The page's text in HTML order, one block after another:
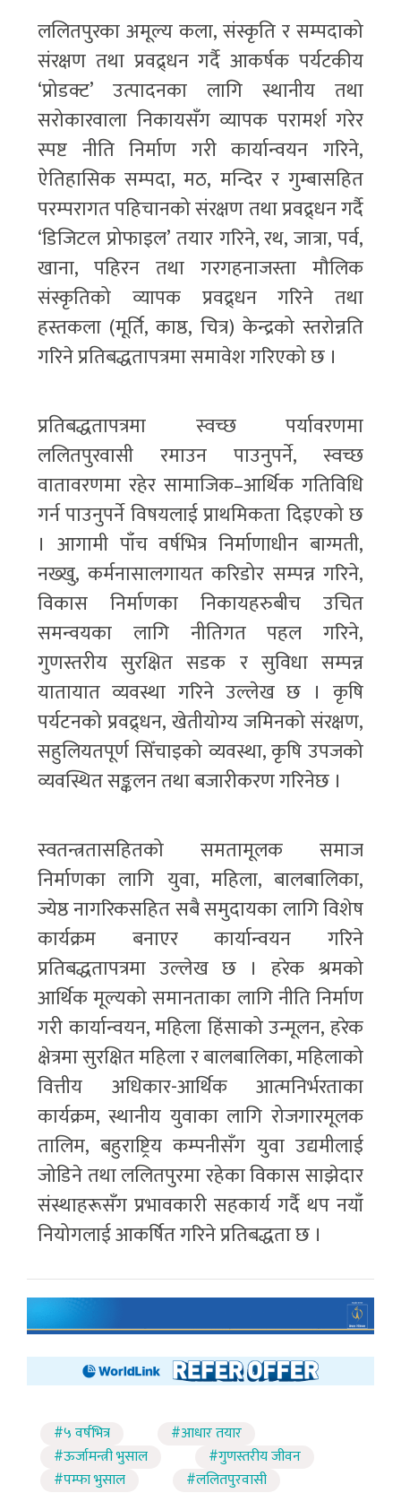
ललितपुरका अमूल्य कला, संस्कृति र सम्पदाको
संरक्षण तथा प्रवद्र्धन गर्दै आकर्षक पर्यटकीय
‘प्रोडक्ट’ उत्पादनका लागि स्थानीय तथा
सरोकारवाला निकायसँग व्यापक परामर्श गरेर
स्पष्ट नीति निर्माण गरी कार्यान्वयन गरिने,
ऐतिहासिक सम्पदा, मठ, मन्दिर र गुम्बासहित
परम्परागत पहिचानको संरक्षण तथा प्रवद्र्धन गर्दै
‘डिजिटल प्रोफाइल’ तयार गरिने, रथ, जात्रा, पर्व,
खाना, पहिरन तथा गरगहनाजस्ता मौलिक
संस्कृतिको व्यापक प्रवद्र्धन गरिने तथा
हस्तकला (मूर्ति, काष्ठ, चित्र) केन्द्रको स्तरोन्नति
गरिने प्रतिबद्धतापत्रमा समावेश गरिएको छ ।
प्रतिबद्धतापत्रमा स्वच्छ पर्यावरणमा
ललितपुरवासी रमाउन पाउनुपर्ने, स्वच्छ
वातावरणमा रहेर सामाजिक–आर्थिक गतिविधि
गर्न पाउनुपर्ने विषयलाई प्राथमिकता दिइएको छ
। आगामी पाँच वर्षभित्र निर्माणाधीन बाग्मती,
नख्खु, कर्मनासालगायत करिडोर सम्पन्न गरिने,
विकास निर्माणका निकायहरुबीच उचित
समन्वयका लागि नीतिगत पहल गरिने,
गुणस्तरीय सुरक्षित सडक र सुविधा सम्पन्न
यातायात व्यवस्था गरिने उल्लेख छ । कृषि
पर्यटनको प्रवद्र्धन, खेतीयोग्य जमिनको संरक्षण,
सहुलियतपूर्ण सिँचाइको व्यवस्था, कृषि उपजको
व्यवस्थित सङ्कलन तथा बजारीकरण गरिनेछ ।
स्वतन्त्रतासहितको समतामूलक समाज
निर्माणका लागि युवा, महिला, बालबालिका,
ज्येष्ठ नागरिकसहित सबै समुदायका लागि विशेष
कार्यक्रम बनाएर कार्यान्वयन गरिने
प्रतिबद्धतापत्रमा उल्लेख छ । हरेक श्रमको
आर्थिक मूल्यको समानताका लागि नीति निर्माण
गरी कार्यान्वयन, महिला हिंसाको उन्मूलन, हरेक
क्षेत्रमा सुरक्षित महिला र बालबालिका, महिलाको
वित्तीय अधिकार-आर्थिक आत्मनिर्भरताका
कार्यक्रम, स्थानीय युवाका लागि रोजगारमूलक
तालिम, बहुराष्ट्रिय कम्पनीसँग युवा उद्यमीलाई
जोडिने तथा ललितपुरमा रहेका विकास साझेदार
संस्थाहरूसँग प्रभावकारी सहकार्य गर्दै थप नयाँ
नियोगलाई आकर्षित गरिने प्रतिबद्धता छ ।
#५ वर्षभित्र
#आधार तयार
#ऊर्जामन्त्री भुसाल
#गुणस्तरीय जीवन
#पम्फा भुसाल
#ललितपुरवासी